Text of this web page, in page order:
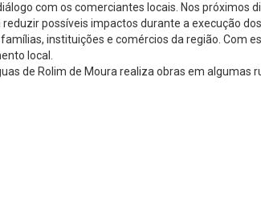
com os comerciantes locais. Nos próximos
possíveis impactos durante a execução dos
instituições e comércios da região. Com
local.
de Rolim de Moura realiza obras em algumas